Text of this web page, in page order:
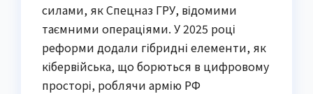
силами, як Спецназ ГРУ, відомими
таємними операціями. У 2025 році
реформи додали гібридні елементи, як
кібервійська, що борються в цифровому
просторі, роблячи армію РФ